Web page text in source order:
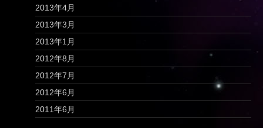
2013年4月
2013年3月
2013年1月
2012年8月
2012年7月
2012年6月
2011年6月